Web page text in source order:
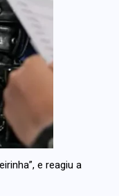
e reagiu a